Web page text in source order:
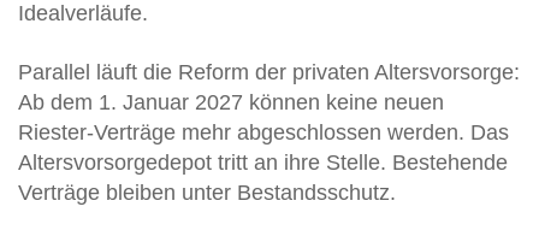
Idealverläufe.
Parallel läuft die Reform der privaten Altersvorsorge:
Ab dem 1. Januar 2027 können keine neuen
Riester-Verträge mehr abgeschlossen werden. Das
Altersvorsorgedepot tritt an ihre Stelle. Bestehende
Verträge bleiben unter Bestandsschutz.